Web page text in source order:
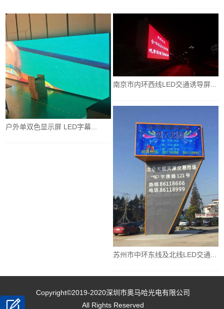
户外单双色显示屏 LED字幕...
南京市内环西线LED交通诱导屏...
苏州市中环东线及北线LED交通...
Copyright©2019-2020深圳市奥马哈光电有限公司
All Rights Reserved